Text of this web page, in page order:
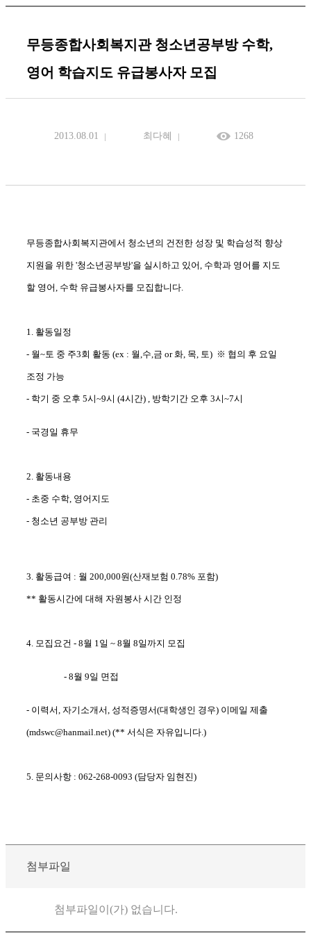
무등종합사회복지관 청소년공부방 수학,
영어 학습지도 유급봉사자 모집
2013.08.01 최다혜 1268
무등종합사회복지관에서 청소년의 건전한 성장 및 학습성적 향상
지원을 위한 '청소년공부방'을 실시하고 있어, 수학과 영어를 지도
할 영어, 수학 유급봉사자를 모집합니다.
1. 활동일정
- 월~토 중 주3회 활동 (ex : 월,수,금 or 화, 목, 토) ※ 협의 후 요일
조정 가능
- 학기 중 오후 5시~9시 (4시간) , 방학기간 오후 3시~7시
- 국경일 휴무
2. 활동내용
- 초중 수학, 영어지도
- 청소년 공부방 관리
3. 활동급여 : 월 200,000원(산재보험 0.78% 포함)
** 활동시간에 대해 자원봉사 시간 인정
4. 모집요건 - 8월 1일 ~ 8월 8일까지 모집
- 8월 9일 면접
- 이력서, 자기소개서, 성적증명서(대학생인 경우) 이메일 제출
(mdswc@hanmail.net) (** 서식은 자유입니다.)
5. 문의사항 : 062-268-0093 (담당자 임현진)
첨부파일
첨부파일이(가) 없습니다.